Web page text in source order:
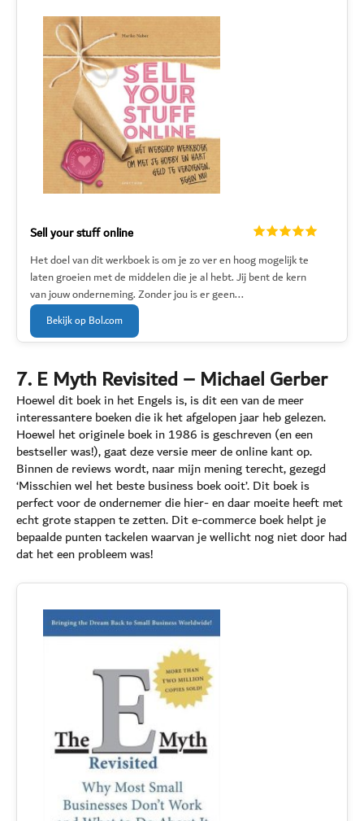
Sell your stuff online
Het doel van dit werkboek is om je zo ver en hoog mogelijk te
laten groeien met de middelen die je al hebt. Jij bent de kern
van jouw onderneming. Zonder jou is er geen...
Bekijk op Bol.com
7. E Myth Revisited – Michael Gerber
Hoewel dit boek in het Engels is, is dit een van de meer
interessantere boeken die ik het afgelopen jaar heb gelezen.
Hoewel het originele boek in 1986 is geschreven (en een
bestseller was!), gaat deze versie meer de online kant op.
Binnen de reviews wordt, naar mijn mening terecht, gezegd
‘Misschien wel het beste business boek ooit’. Dit boek is
perfect voor de ondernemer die hier- en daar moeite heeft met
echt grote stappen te zetten. Dit e-commerce boek helpt je
bepaalde punten tackelen waarvan je wellicht nog niet door had
dat het een probleem was!